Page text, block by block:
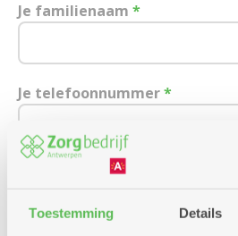
Toestemming Details
Je familienaam *
Je telefoonnummer*
Je e-mailadres